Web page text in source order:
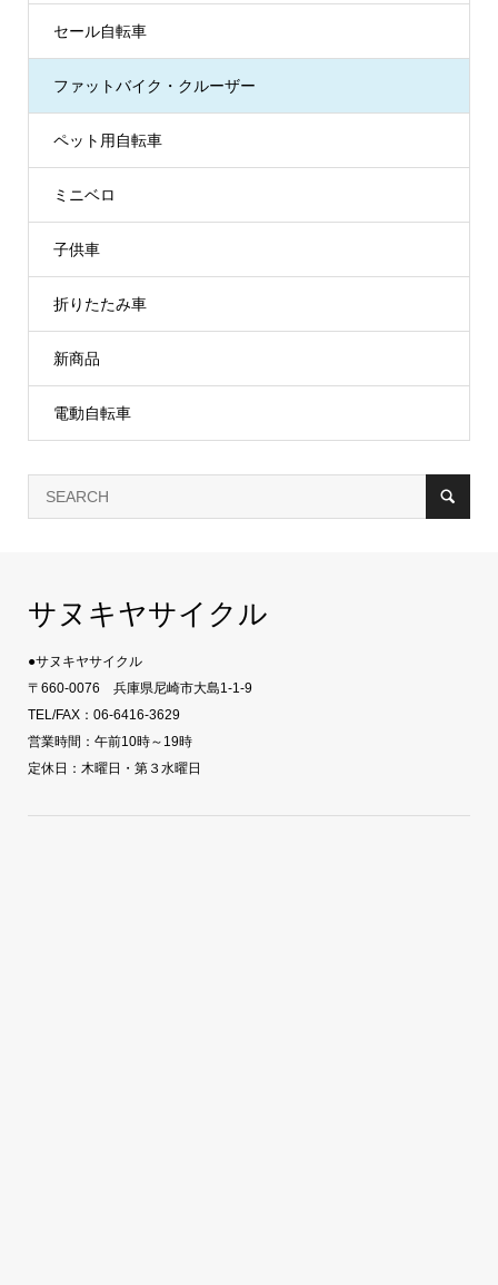
セール自転車
ファットバイク・クルーザー
ペット用自転車
ミニベロ
子供車
折りたたみ車
新商品
電動自転車
サヌキヤサイクル
●サヌキヤサイクル
〒660-0076 兵庫県尼崎市大島1-1-9
TEL/FAX：06-6416-3629
営業時間：午前10時～19時
定休日：木曜日・第３水曜日